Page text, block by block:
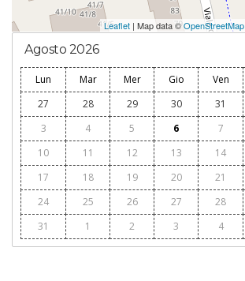
Leaflet | Map data ©OpenStreetMap
Agosto 2026
Lun Mar Mer Gio Ven
27
28 29 30 31
3
4 5 6 7
10
11 12 13 14
17
18 19 20 21
24
25 26 27 28
31
1 2 3 4